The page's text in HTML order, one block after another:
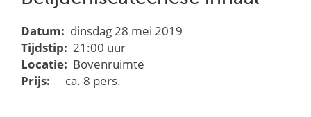
Datum: dinsdag 28 mei 2019
Tijdstip: 21:00 uur
Locatie: Bovenruimte
Prijs:
ca. 8 pers.